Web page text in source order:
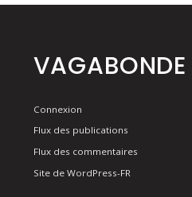
Connexion
Flux des publications
Flux des commentaires
Site de WordPress-FR